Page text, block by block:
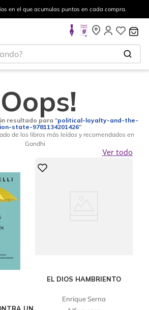
en el que acumulas puntos en cada compra.
resultado para "political-loyalty-and-the-
state-9781134201426"
de los libros más leídos y recomendados en
Gandhi
Ver todo
EL DIOS HAMBRIENTO
Enrique Serna